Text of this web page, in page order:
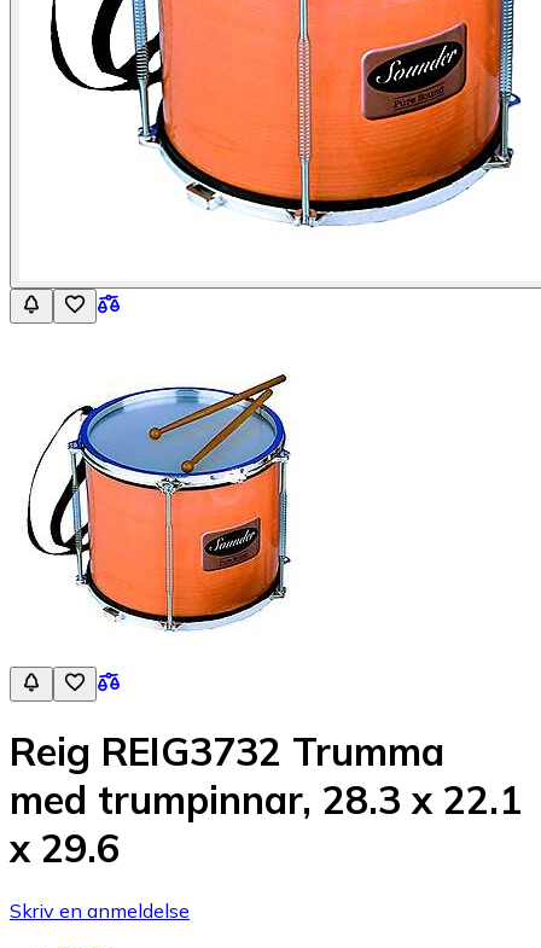
Reig REIG3732 Trumma
med trumpinnar, 28.3 x 22.1
x 29.6
Skriv en anmeldelse